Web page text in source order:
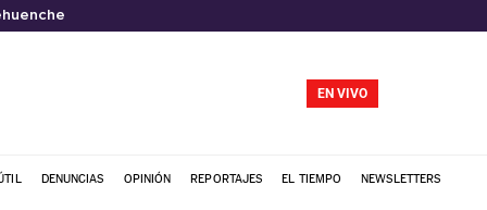
EN VIVO
DENUNCIAS OPINIÓN REPORTAJES EL TIEMPO NEWSLETTERS